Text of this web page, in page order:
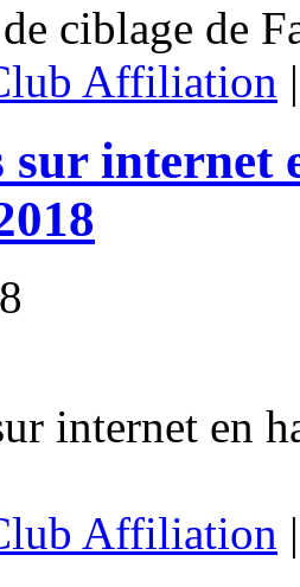
ciblage de
Affiliation
sur internet
internet en
Affiliation